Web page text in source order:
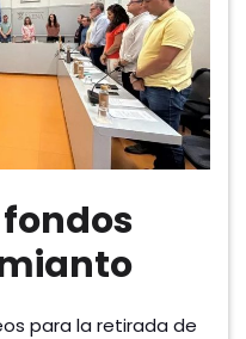
para la retirada de